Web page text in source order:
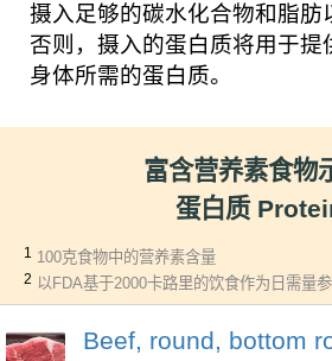
摄入足够的碳水化合物和脂肪
否则，摄入的蛋白质将用于提
身体所需的蛋白质。
富含营养素食物
蛋白质
1 100克食物中的营养素含量
2 以FDA基于2000卡路里的饮食作为日需量
Beef, round, bottom